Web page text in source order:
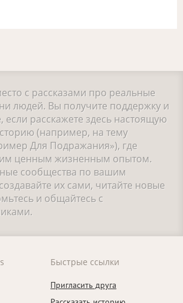
с рассказами про реальные
людей. Вы получите поддержку и
если расскажете здесь настоящую
(например, на тему
Для Подражания»), где
ценным жизненным опытом.
сообщества по вашим
их сами, читайте новые
и общайтесь с
Быстрые ссылки
Пригласить друга